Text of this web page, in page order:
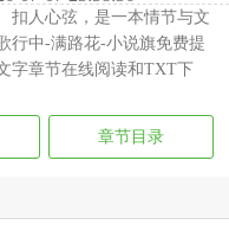
扣人心弦，是一本情节与文
行中-满路花-小说旗免费提
字章节在线阅读和TXT下
章节目录